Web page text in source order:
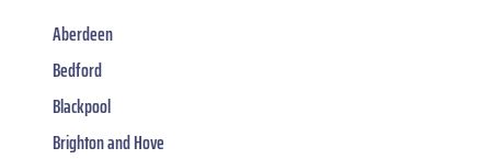
Aberdeen
Bedford
Blackpool
Brighton and Hove